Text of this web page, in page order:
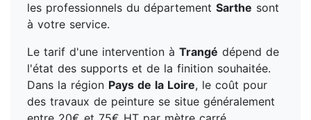
les professionnels du département Sarthe sont
à votre service.
Le tarif d'une intervention à Trangé dépend de
l'état des supports et de la finition souhaitée.
Dans la région Pays de la Loire, le coût pour
des travaux de peinture se situe généralement